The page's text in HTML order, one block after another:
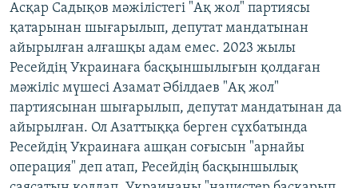
Асқар Садықов мәжілістегі "Ақ жол" партиясы
қатарынан шығарылып, депутат мандатынан
айырылған алғашқы адам емес. 2023 жылы
Ресейдің Украинаға басқыншылығын қолдаған
мәжіліс мүшесі Азамат Әбілдаев "Ақ жол"
партиясынан шығарылып, депутат мандатынан да
айырылған. Ол Азаттыққа берген сұхбатында
Ресейдің Украинаға ашқан соғысын "арнайы
операция" деп атап, Ресейдің басқыншылық